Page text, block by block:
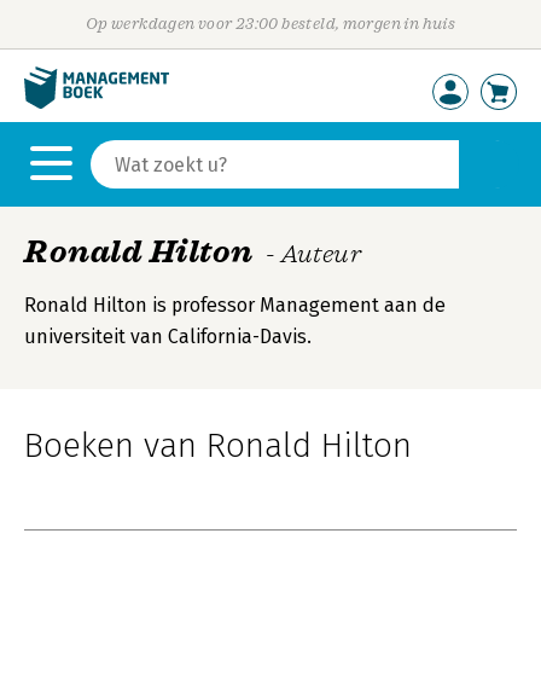
Op werkdagen voor 23:00 besteld, morgen in huis
Ronald Hilton - Auteur
Ronald Hilton is professor Management aan de
universiteit van California-Davis.
Boeken van Ronald Hilton